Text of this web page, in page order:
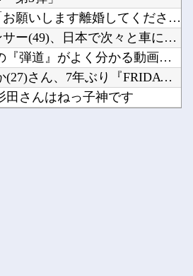
間男が嫁と一緒に「お願いします離婚してください。出来るだけの...
韓国人インフルエンサー(49)、日本で次々と車に衝突 計7台...
【動画】 本物の銃の『弾道』がよく分かる動画まとめがコチラｗ...
【画像】 小倉ゆうか(27)さん、7年ぶり『FRIDAY』表...
田さんはねっ子神です